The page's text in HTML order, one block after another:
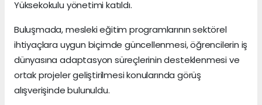
Yüksekokulu yönetimi katıldı.
Buluşmada, mesleki eğitim programlarının sektörel
ihtiyaçlara uygun biçimde güncellenmesi, öğrencilerin iş
dünyasına adaptasyon süreçlerinin desteklenmesi ve
ortak projeler geliştirilmesi konularında görüş
alışverişinde bulunuldu.